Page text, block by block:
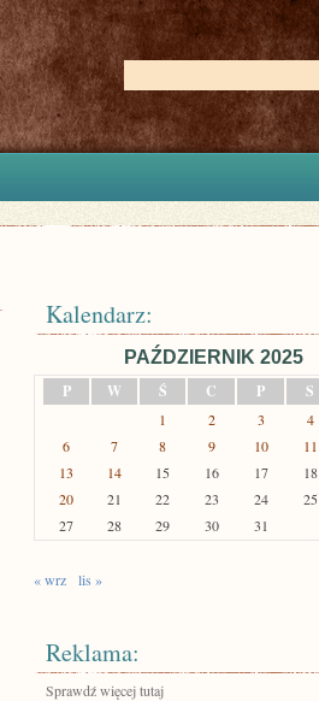
Kalendarz:
PAŹDZIERNIK 2025
P
W Ś C P S
1 2 3 4
6
7 8 9 10 11
13
14 15 16 17 18
20
21 22 23 24 25
27
28 29 30 31
« wrz lis »
Reklama:
Sprawdź więcej tutaj